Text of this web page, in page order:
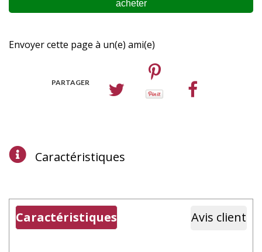
Envoyer cette page à un(e) ami(e)
PARTAGER
Caractéristiques
Caractéristiques Avis client